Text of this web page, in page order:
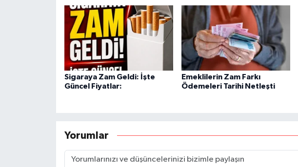
Sigaraya Zam Geldi: İşte
Güncel Fiyatlar:
Emeklilerin Zam Farkı
Ödemeleri Tarihi Netleşti
Yorumlar